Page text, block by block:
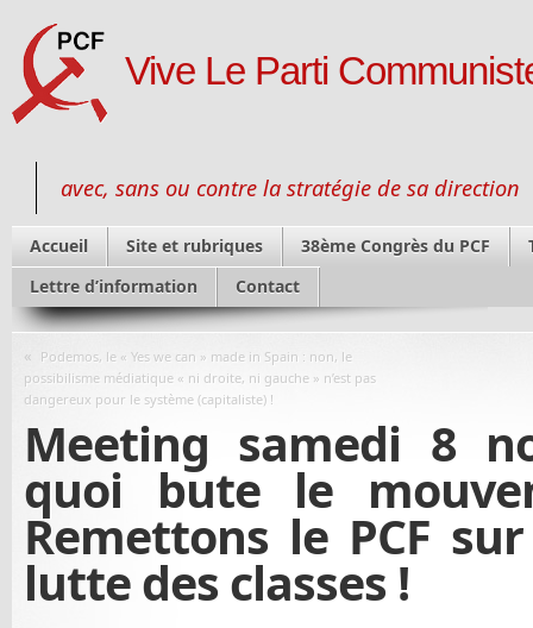
Vive Le Parti
avec, sans ou contre la stratégie de sa direction
Accueil Site et rubriques 38ème Congrès du PCF
Lettre d’information
Contact
« Podemos, le « Yes we can » made in Spain : non, le
possibilisme médiatique « ni droite, ni gauche » n’est pas
dangereux pour le système (capitaliste) !
Meeting samedi 8
quoi bute le
Remettons le PCF
lutte des classes !